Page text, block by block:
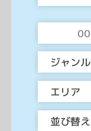
ジャンル
エリア
並び替え